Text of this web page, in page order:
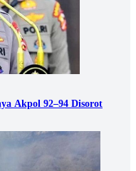
Akpol 92–94 Disorot